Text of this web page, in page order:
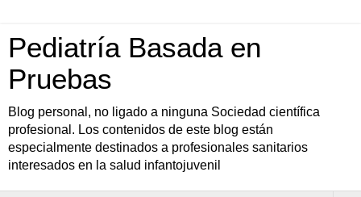
Pediatría Basada en
Pruebas
Blog personal, no ligado a ninguna Sociedad científica
profesional. Los contenidos de este blog están
especialmente destinados a profesionales sanitarios
interesados en la salud infantojuvenil